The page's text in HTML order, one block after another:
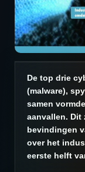
De top drie
(malware),
samen
aanvallen. Dit
bevindingen
over het
eerste helft